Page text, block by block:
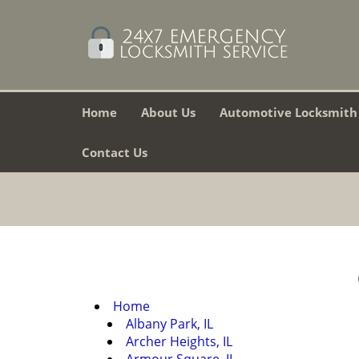
Home About Us Automotive Locksmith
Contact Us
Home
Albany Park, IL
Archer Heights, IL